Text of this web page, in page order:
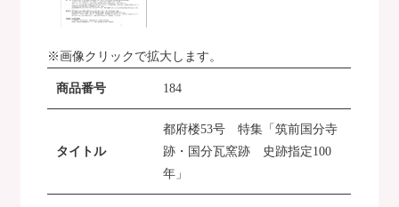
※画像クリックで拡大します。
商品番号 184
タイトル
都府楼53号 特集「筑前国分寺
跡・国分瓦窯跡 史跡指定100
年」